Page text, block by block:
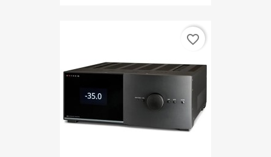
favorite_border